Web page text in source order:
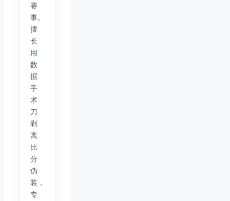
赛
事。
擅
长
用
数
据
手
术
刀
剥
离
比
分
伪
装，
专